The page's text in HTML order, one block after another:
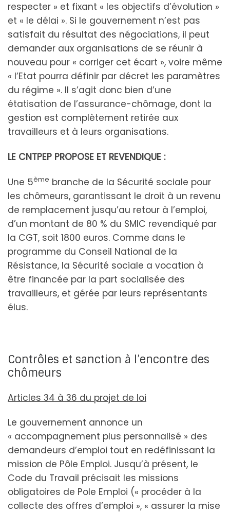
respecter » et fixant « les objectifs d’évolution »
et « le délai ». Si le gouvernement n’est pas
satisfait du résultat des négociations, il peut
demander aux organisations de se réunir à
nouveau pour « corriger cet écart », voire même
« l’Etat pourra définir par décret les paramètres
du régime ». Il s’agit donc bien d’une
étatisation de l’assurance-chômage, dont la
gestion est complètement retirée aux
travailleurs et à leurs organisations.
LE CNTPEP PROPOSE ET REVENDIQUE :
Une 5ème branche de la Sécurité sociale pour
les chômeurs, garantissant le droit à un revenu
de remplacement jusqu’au retour à l’emploi,
d’un montant de 80 % du SMIC revendiqué par
la CGT, soit 1800 euros. Comme dans le
programme du Conseil National de la
Résistance, la Sécurité sociale a vocation à
être financée par la part socialisée des
travailleurs, et gérée par leurs représentants
élus.
Contrôles et sanction à l’encontre des
chômeurs
Articles 34 à 36 du projet de loi
Le gouvernement annonce un
« accompagnement plus personnalisé » des
demandeurs d’emploi tout en redéfinissant la
mission de Pôle Emploi. Jusqu’à présent, le
Code du Travail précisait les missions
obligatoires de Pole Emploi (« procéder à la
collecte des offres d’emploi », « assurer la mise